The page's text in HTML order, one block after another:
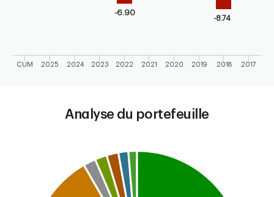
-6.90
-8.74
CUM 2025 2024 2023 2022 2021 2020 2019 2018 2017
Analyse du portefeuille
Pie chart with 8 slices.
This is a portfolio analysis pie chart